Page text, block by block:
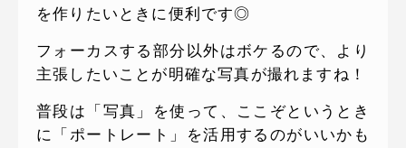
を作りたいときに便利です◎
フォーカスする部分以外はボケるので、より
主張したいことが明確な写真が撮れますね！
普段は「写真」を使って、ここぞというとき
に「ポートレート」を活用するのがいいかも